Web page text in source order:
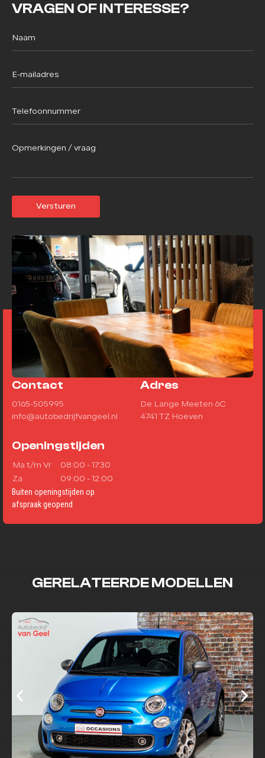
VRAGEN OF INTERESSE?
Versturen
Contact
0165-505995
info@autobedrijfvangeel.nl
Adres
De Lange Meeten 6C
4741 TZ Hoeven
Openingstijden
Ma t/m Vr
08:00 - 17:30
Za
09:00 - 12:00
Buiten openingstijden op
afspraak geopend
GERELATEERDE MODELLEN